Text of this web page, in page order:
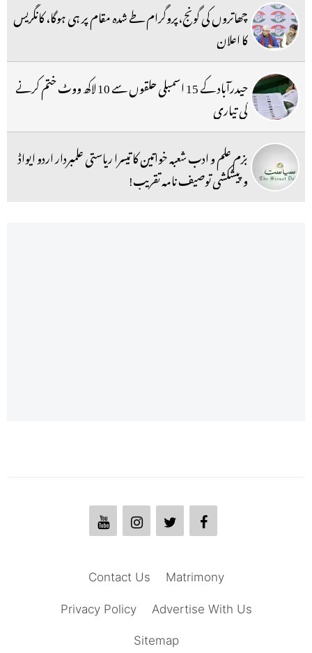
چھاتروں کی گونج،پروگرام طے شدہ مقام پر ہی ہوگا، کانگریس
کا اعلان
حیدرآباد کے 15 اسمبلی حلقوں سے 10 لاکھ ووٹ ختم کرنے
کی تیاری
بزم علم و ادب شعبہ خواتین کا تیسرا ریاستی علمبردار اردو ایواڈ
و پیشکشی توصیف نامہ تقریب!
Matrimony
Contact Us
Advertise With Us
Privacy Policy
Sitemap